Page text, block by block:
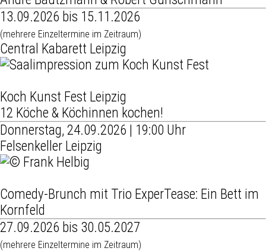
13.09.2026 bis 15.11.2026
(mehrere Einzeltermine im Zeitraum)
Central Kabarett Leipzig
Koch Kunst Fest Leipzig
12 Köche & Köchinnen kochen!
Donnerstag, 24.09.2026 | 19:00 Uhr
Felsenkeller Leipzig
Comedy-Brunch mit Trio ExperTease: Ein Bett im
Kornfeld
27.09.2026 bis 30.05.2027
(mehrere Einzeltermine im Zeitraum)